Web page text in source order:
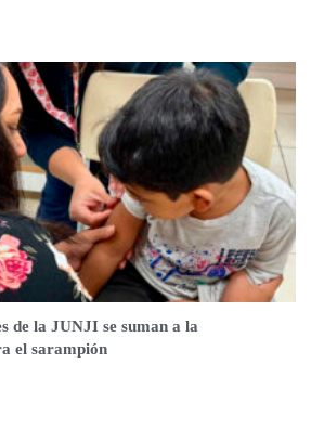
de la JUNJI se suman a la
el sarampión